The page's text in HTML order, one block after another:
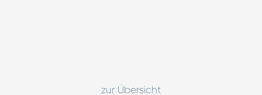
zur Übersicht